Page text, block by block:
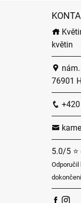
květin
76901
5.0/5
Odporučil
dokončení